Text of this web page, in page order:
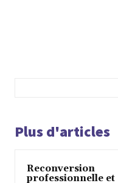
Plus d'articles
Reconversion
professionnelle et